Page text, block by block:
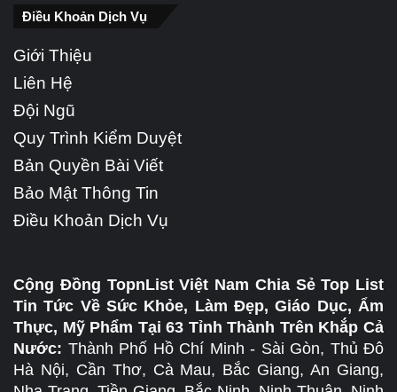
Điều Khoản Dịch Vụ
Giới Thiệu
Liên Hệ
Đội Ngũ
Quy Trình Kiểm Duyệt
Bản Quyền Bài Viết
Bảo Mật Thông Tin
Điều Khoản Dịch Vụ
Cộng Đồng TopnList Việt Nam Chia Sẻ Top List
Tin Tức Về Sức Khỏe, Làm Đẹp, Giáo Dục, Ẩm
Thực, Mỹ Phẩm Tại 63 Tỉnh Thành Trên Khắp Cả
Nước: Thành Phố Hồ Chí Minh - Sài Gòn, Thủ Đô
Hà Nội, Cần Thơ, Cà Mau, Bắc Giang, An Giang,